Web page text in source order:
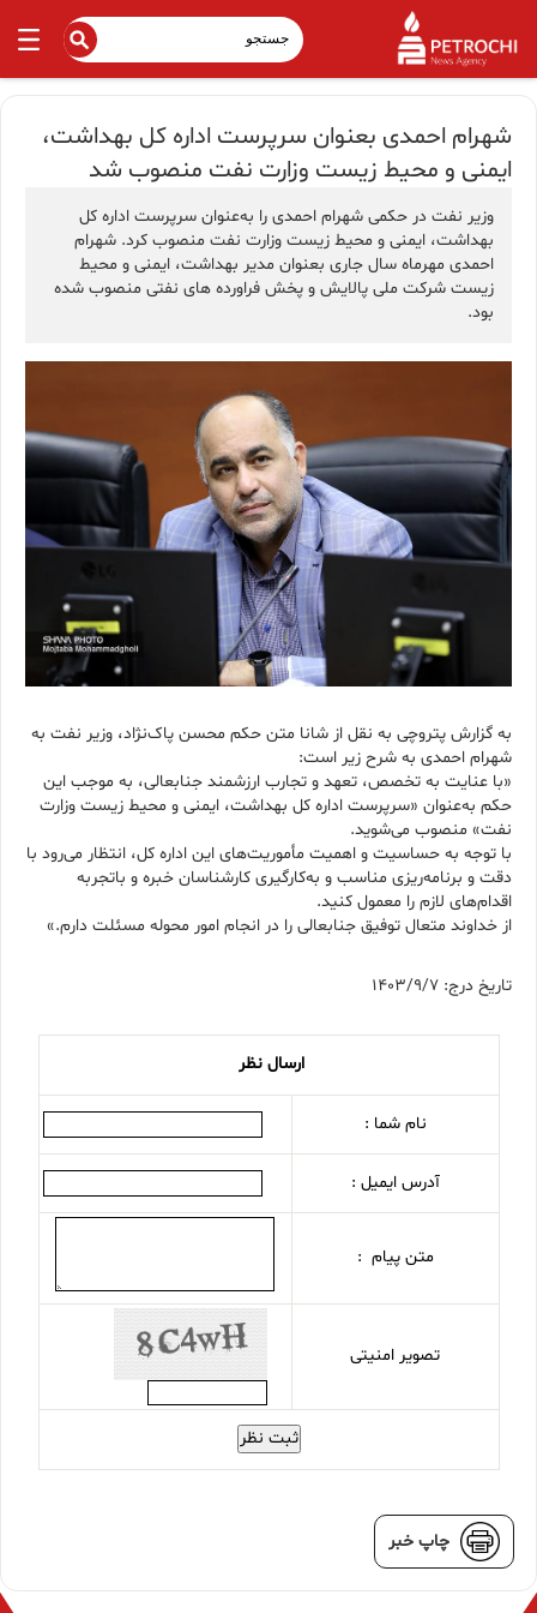
شهرام احمدی بعنوان سرپرست اداره کل بهداشت،
ایمنی و محیط‌ زیست وزارت نفت منصوب شد
وزیر نفت در حکمی شهرام احمدی را به‌عنوان سرپرست اداره کل
بهداشت، ایمنی و محیط‌ زیست وزارت نفت منصوب کرد. شهرام
احمدی مهرماه سال جاری بعنوان مدیر بهداشت، ایمنی و محیط
زیست شرکت ملی پالایش و پخش فراورده های نفتی منصوب شده
بود.
به گزارش پتروچی به نقل از شانا متن حکم محسن پاک‌نژاد، وزیر نفت به
شهرام احمدی به شرح زیر است:
«با عنایت به تخصص، تعهد و تجارب ارزشمند جنابعالی، به موجب این
حکم به‌عنوان «سرپرست اداره کل بهداشت، ایمنی و محیط زیست وزارت
نفت» منصوب می‌شوید.
با توجه به حساسیت و اهمیت مأموریت‌های این اداره کل، انتظار می‌رود با
دقت و برنامه‌ریزی مناسب و به‌کارگیری کارشناسان خبره و باتجربه
اقدام‌های لازم را معمول کنید.
از خداوند متعال توفیق جنابعالی را در انجام امور محوله مسئلت دارم.»
تاریخ درج: 1403/9/7
ارسال نظر
نام شما :
آدرس ایمیل :
متن پیام :
تصویر امنیتی
ثبت نظر
چاپ خبر